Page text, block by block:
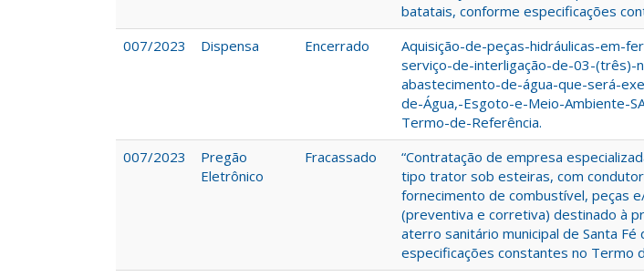
batatais, conforme especificações
007/2023
Dispensa Encerrado
Aquisição-de-peças-hidráulicas-em-
serviço-de-interligação-de-03-(três)-
abastecimento-de-água-que-será-
de-Água,-Esgoto-e-Meio-Ambiente-
Termo-de-Referência.
007/2023
Pregão
Eletrônico
Fracassado
“Contratação de empresa
tipo trator sob esteiras, com
fornecimento de combustível, peças
(preventiva e corretiva) destinado à
aterro sanitário municipal de Santa Fé
especificações constantes no Termo